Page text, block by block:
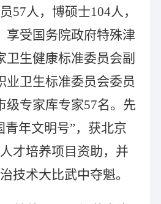
57人，博硕士104人，
享受国务院政府特殊津
卫生健康标准委员会副
业卫生标准委员会委员
级专家库专家57名。 先
青年文明号”，获北京
才培养项目资助，并
技术大比武中夺魁。